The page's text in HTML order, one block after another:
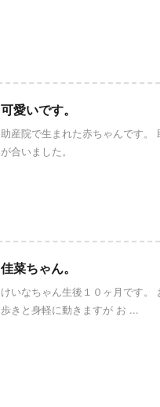
可愛いです。
助産院で生まれた赤ちゃんです。
が合いました。
佳菜ちゃん。
けいなちゃん生後１０ヶ月です。
歩きと身軽に動きますが お ...